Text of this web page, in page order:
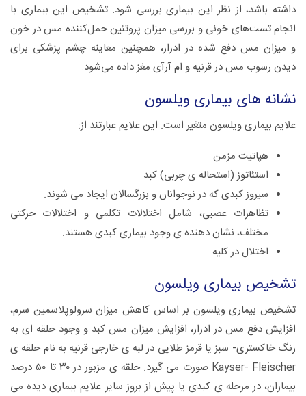
داشته باشد، از نظر این بیماری بررسی شود.‌ تشخیص این بیماری با
انجام تست‌های خونی و بررسی میزان پروتئین حمل‌کننده مس در خون
و میزان مس دفع شده در ادرار، همچنین معاینه چشم پزشکی برای
دیدن رسوب مس در قرنیه و ام ‌آر‌آی مغز داده می‌شود.
نشانه های بیماری ویلسون
علایم بیماری ویلسون متغیر است. این علایم عبارتند از:
هپاتیت مزمن
استئاتوز (استحاله ی چربی) کبد
سیروز کبدی که در نوجوانان و بزرگسالان ایجاد می شوند.
تظاهرات عصبی، شامل اختلالات تکلمی و اختلالات حرکتی
مختلف، نشان دهنده ی وجود بیماری کبدی هستند.
اختلال در کلیه
تشخیص بیماری ویلسون
تشخیص بیماری ویلسون بر اساس کاهش میزان سرولوپلاسمین سرم،
افزایش دفع مس در ادرار، افزایش میزان مس کبد و وجود حلقه ای به
رنگ خاکستری- سبز یا قرمز طلایی در لبه ی خارجی قرنیه به نام حلقه ی
Kayser- Fleischer صورت می گیرد. حلقه ی مزبور در ۳۰ تا ۵۰ درصد
بیماران، در مرحله ی کبدی یا پیش از بروز سایر علایم بیماری دیده می